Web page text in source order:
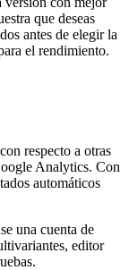
que deseas
antes de elegir la
el rendimiento.
respecto a otras
Analytics. Con
automáticos
una cuenta de
editor